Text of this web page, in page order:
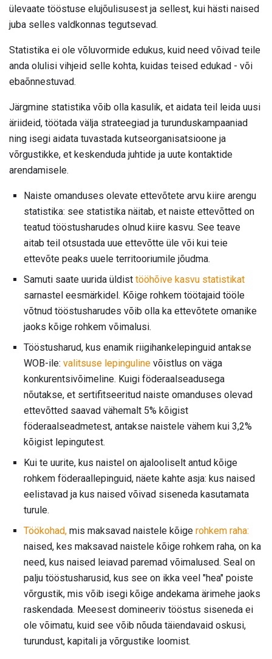
ülevaate tööstuse elujõulisusest ja sellest, kui hästi naised
juba selles valdkonnas tegutsevad.
Statistika ei ole võluvormide edukus, kuid need võivad teile
anda olulisi vihjeid selle kohta, kuidas teised edukad - või
ebaõnnestuvad.
Järgmine statistika võib olla kasulik, et aidata teil leida uusi
äriideid, töötada välja strateegiad ja turunduskampaaniad
ning isegi aidata tuvastada kutseorganisatsioone ja
võrgustikke, et keskenduda juhtide ja uute kontaktide
arendamisele.
Naiste omanduses olevate ettevõtete arvu kiire arengu
statistika: see statistika näitab, et naiste ettevõtted on
teatud tööstusharudes olnud kiire kasvu. See teave
aitab teil otsustada uue ettevõtte üle või kui teie
ettevõte peaks uuele territooriumile jõudma.
Samuti saate uurida üldist tööhõive kasvu statistikat
sarnastel eesmärkidel. Kõige rohkem töötajaid tööle
võtnud tööstusharudes võib olla ka ettevõtete omanike
jaoks kõige rohkem võimalusi.
Tööstusharud, kus enamik riigihankelepinguid antakse
WOB-ile: valitsuse lepinguline võistlus on väga
konkurentsivõimeline. Kuigi föderaalseadusega
nõutakse, et sertifitseeritud naiste omanduses olevad
ettevõtted saavad vähemalt 5% kõigist
föderaalseadmetest, antakse naistele vähem kui 3,2%
kõigist lepingutest.
Kui te uurite, kus naistel on ajalooliselt antud kõige
rohkem föderaallepinguid, näete kahte asja: kus naised
eelistavad ja kus naised võivad siseneda kasutamata
turule.
Töökohad, mis maksavad naistele kõige rohkem raha:
naised, kes maksavad naistele kõige rohkem raha, on ka
need, kus naised leiavad paremad võimalused. Seal on
palju tööstusharusid, kus see on ikka veel "hea" poiste
võrgustik, mis võib isegi kõige andekama ärimehe jaoks
raskendada. Meesest domineeriv tööstus siseneda ei
ole võimatu, kuid see võib nõuda täiendavaid oskusi,
turundust, kapitali ja võrgustike loomist.